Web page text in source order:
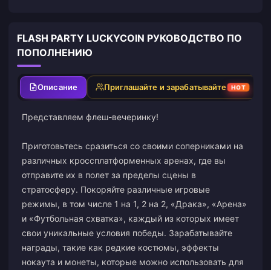
FLASH PARTY LUCKYCOIN РУКОВОДСТВО ПО
ПОПОЛНЕНИЮ
Описание Приглашайте и зарабатывайте HOT
Представляем флеш-вечеринку!
Приготовьтесь сразиться со своими соперниками на
различных кроссплатформенных аренах, где вы
отправите их в полет за пределы сцены в
стратосферу. Покоряйте различные игровые
режимы, в том числе 1 на 1, 2 на 2, «Драка», «Арена»
и «Футбольная схватка», каждый из которых имеет
свои уникальные условия победы. Зарабатывайте
награды, такие как редкие костюмы, эффекты
нокаута и монеты, которые можно использовать для